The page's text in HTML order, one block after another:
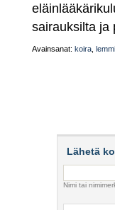
sairauksilta ja
Avainsanat: koira
Lähetä
Nimi tai